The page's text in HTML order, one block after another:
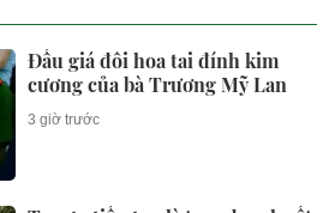
Đấu giá đôi hoa tai đính kim
cương của bà Trương Mỹ Lan
3 giờ trước